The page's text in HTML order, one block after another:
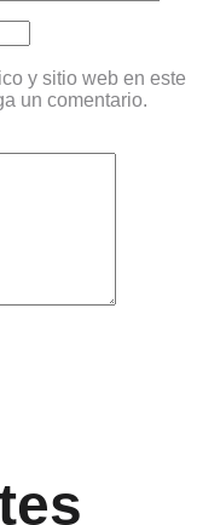
y sitio web en este
un comentario.